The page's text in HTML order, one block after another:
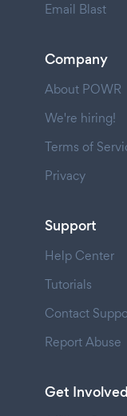
Email Blast
Company
About POWR
We're hiring!
Terms of
Privacy
Support
Help Center
Tutorials
Contact
Report Abuse
Get Involved